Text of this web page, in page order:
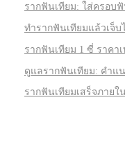
รากฟันเทียม: ใส่ครอบ
ทำรากฟันเทียมแล้วเจ็
รากฟันเทียม 1 ซี่ ราคาเ
ดูแลรากฟันเทียม: คำแ
รากฟันเทียมเสร็จภายใ